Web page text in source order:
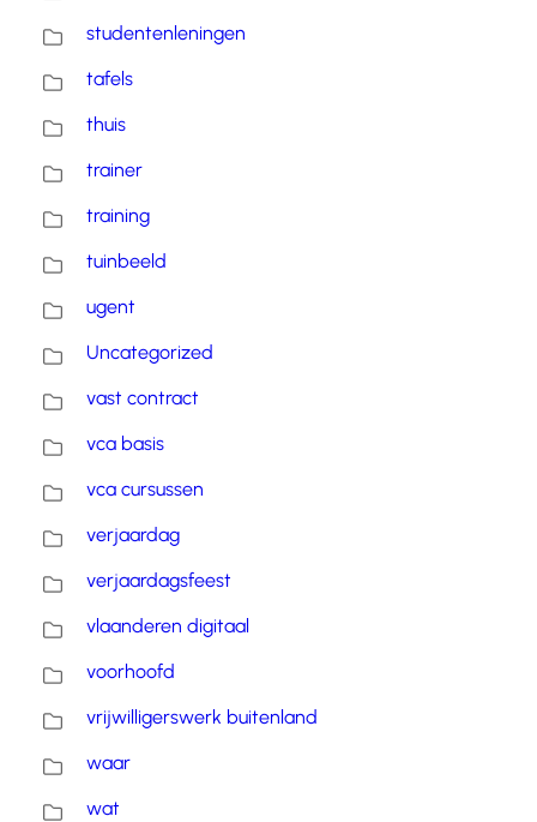
studentenleningen
tafels
thuis
trainer
training
tuinbeeld
ugent
Uncategorized
vast contract
vca basis
vca cursussen
verjaardag
verjaardagsfeest
vlaanderen digitaal
voorhoofd
vrijwilligerswerk buitenland
waar
wat